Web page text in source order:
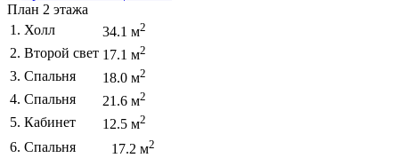
План 2 этажа
1. Холл
34.1 м2
2. Второй свет 17.1 м2
3. Спальня 18.0 м2
4. Спальня 21.6 м2
5. Кабинет 12.5 м2
6. Спальня 17.2 м2